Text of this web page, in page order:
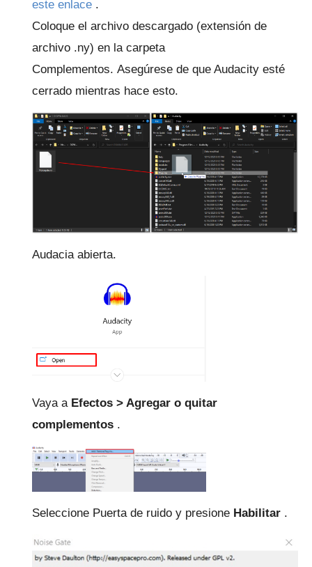
este enlace .
Coloque el archivo descargado (extensión de
archivo .ny) en la carpeta
Complementos. Asegúrese de que Audacity esté
cerrado mientras hace esto.
Audacia abierta.
Vaya a Efectos > Agregar o quitar
complementos .
Seleccione Puerta de ruido y presione Habilitar .